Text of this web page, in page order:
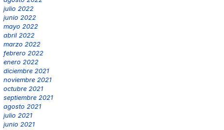
julio 2022
junio 2022
mayo 2022
abril 2022
marzo 2022
febrero 2022
enero 2022
diciembre 2021
noviembre 2021
octubre 2021
septiembre 2021
agosto 2021
julio 2021
junio 2021